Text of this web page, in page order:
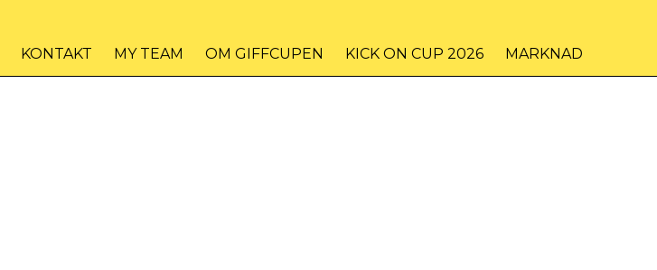
KONTAKT MY TEAM OM GIFFCUPEN KICK ON CUP 2026 MARKNAD